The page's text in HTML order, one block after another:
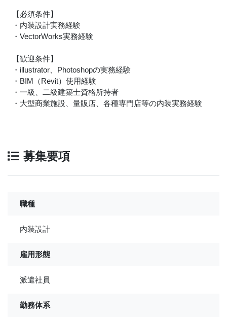
【必須条件】
・内装設計実務経験
・VectorWorks実務経験
【歓迎条件】
・illustrator、Photoshopの実務経験
・BIM（Revit）使用経験
・一級、二級建築士資格所持者
・大型商業施設、量販店、各種専門店等の内装実務経験
募集要項
職種
内装設計
雇用形態
派遣社員
勤務体系